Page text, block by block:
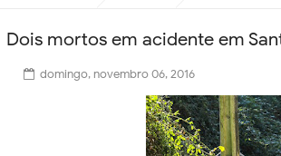
Dois mortos em acidente em
domingo, novembro 06, 2016